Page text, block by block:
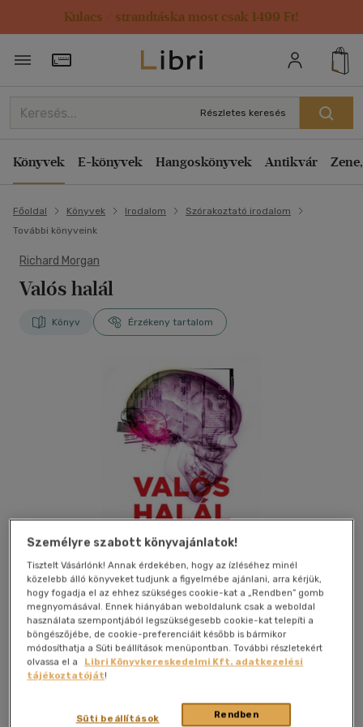
Kulacs / strandtáska most csak 1499 Ft!
Törzsvásárlói Kártya adatai
Részletes keresés
Könyvek E-könyvek Hangoskönyvek Antikvár
Főoldal Könyvek Irodalom
Szórakoztató irodalom
További könyveink
Richard Morgan
Valós halál
Könyv Érzékeny tartalom
Kívánságlistához adom
(3 vélemény)
puhatáblás, ragasztókötött 480 oldal
Személyre szabott könyvajánlatok!
Tisztelt Vásárlónk! Annak érdekében, hogy az ízléséhez minél
közelebb álló könyveket tudjunk a figyelmébe ajánlani, arra kérjük,
hogy fogadja el az ehhez szükséges cookie-kat a „Rendben” gomb
megnyomásával. Ennek hiányában weboldalunk csak a weboldal
használata szempontjából legszükségesebb cookie-kat telepíti a
böngészőjébe, de cookie-preferenciáit később is bármikor
módosíthatja a Süti beállítások menüpontban. További részletekért
olvassa el a
Libri Könyvkereskedelmi Kft. adatkezelési
tájékoztatóját!
Rendben
Süti beállítások